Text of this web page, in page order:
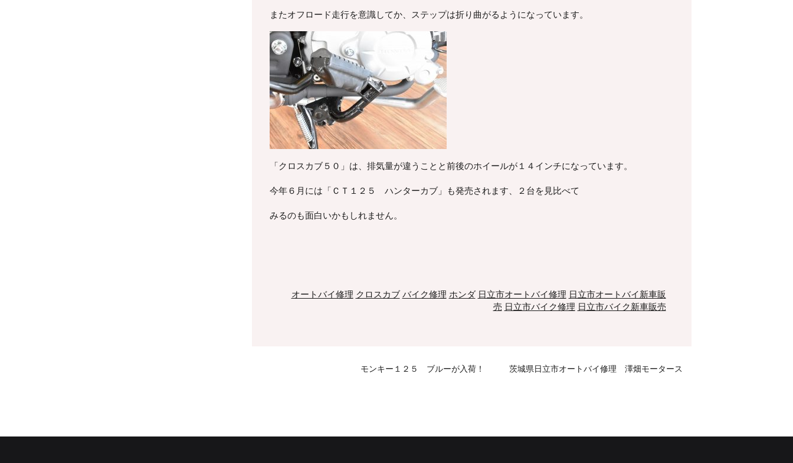
またオフロード走行を意識してか、ステップは折り曲がるようになっています。
「クロスカブ５０」は、排気量が違うことと前後のホイールが１４インチになっています。
今年６月には「ＣＴ１２５ ハンターカブ」も発売されます、２台を見比べて
みるのも面白いかもしれません。
オートバイ修理 クロスカブ バイク修理 ホンダ 日立市オートバイ修理 日立市オートバイ新車販
売 日立市バイク修理 日立市バイク新車販売
モンキー１２５ ブルーが入荷！ 茨城県日立市オートバイ修理 澤畑モータース